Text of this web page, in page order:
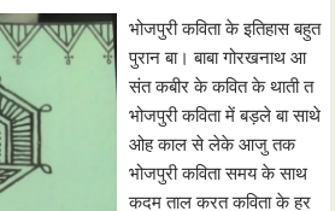
भोजपुरी कविता के इतिहास बहुत
पुरान बा। बाबा गोरखनाथ आ
संत कबीर के कवित के थाती त
भोजपुरी कविता में बड़ले बा साथे
ओह काल से लेके आजु तक
भोजपुरी कविता समय के साथ
कदम ताल करत कविता के हर